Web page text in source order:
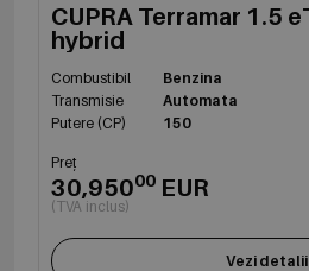
CUPRA Terramar 1.5 eTSI DSG mild
hybrid
Combustibil
Benzina
Transmisie
Automata
Putere (CP)
150
Preț
30,95000 EUR
(TVA inclus)
Vezi detalii